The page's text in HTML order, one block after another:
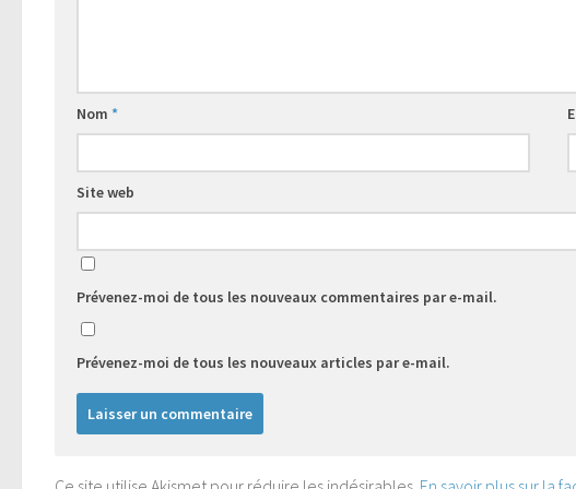
Nom *
Site web
Prévenez-moi de tous les nouveaux commentaires par e-mail.
Prévenez-moi de tous les nouveaux articles par e-mail.